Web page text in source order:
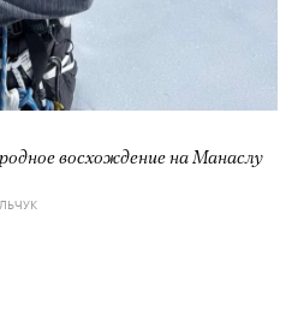
восхождение на Манаслу